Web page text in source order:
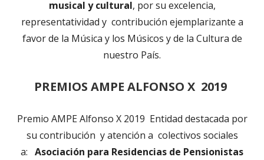
musical y cultural, por su excelencia,
representatividad y contribución ejemplarizante a
favor de la Música y los Músicos y de la Cultura de
nuestro País.
PREMIOS AMPE ALFONSO X 2019
Premio AMPE Alfonso X 2019 Entidad destacada por
su contribución y atención a colectivos sociales
a: Asociación para Residencias de Pensionistas